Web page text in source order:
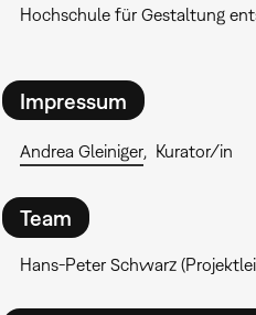
Hochschule für Gestaltung
Impressum
Andrea Gleiniger Kurator/in
Team
Hans-Peter Schwarz